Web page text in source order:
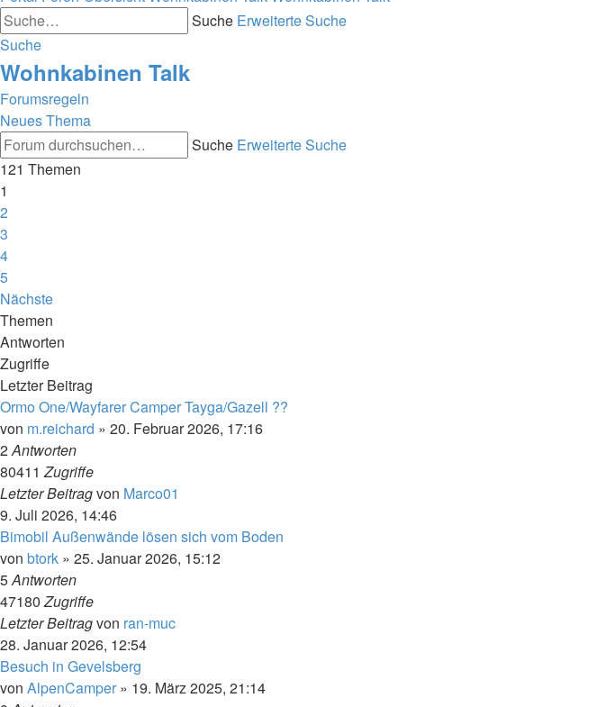
Suche Erweiterte Suche
Suche
Wohnkabinen Talk
Forumsregeln
Neues Thema
Suche Erweiterte Suche
121 Themen
1
2
3
4
5
Nächste
Themen
Antworten
Zugriffe
Letzter Beitrag
Ormo One/Wayfarer Camper Tayga/Gazell ??
von m.reichard » 20. Februar 2026, 17:16
2Antworten
80411Zugriffe
Letzter Beitragvon Marco01
9. Juli 2026, 14:46
Bimobil Außenwände lösen sich vom Boden
von btork » 25. Januar 2026, 15:12
5Antworten
47180Zugriffe
Letzter Beitragvon ran-muc
28. Januar 2026, 12:54
Besuch in Gevelsberg
von AlpenCamper » 19. März 2025, 21:14